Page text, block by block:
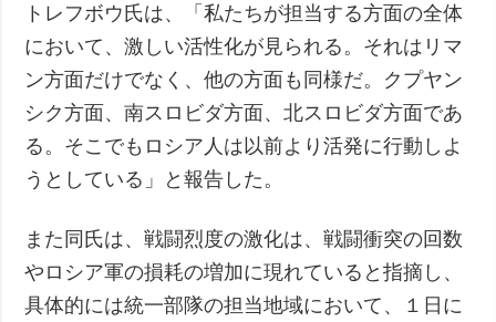
トレフボウ氏は、「私たちが担当する方面の全体
において、激しい活性化が見られる。それはリマ
ン方面だけでなく、他の方面も同様だ。クプヤン
シク方面、南スロビダ方面、北スロビダ方面であ
る。そこでもロシア人は以前より活発に行動しよ
うとしている」と報告した。
また同氏は、戦闘烈度の激化は、戦闘衝突の回数
やロシア軍の損耗の増加に現れていると指摘し、
具体的には統一部隊の担当地域において、１日に